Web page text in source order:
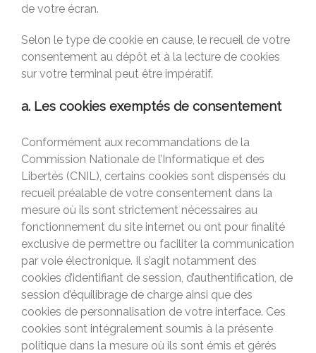
de votre écran.
Selon le type de cookie en cause, le recueil de votre
consentement au dépôt et à la lecture de cookies
sur votre terminal peut être impératif.
a. Les cookies exemptés de consentement
Conformément aux recommandations de la
Commission Nationale de l’Informatique et des
Libertés (CNIL), certains cookies sont dispensés du
recueil préalable de votre consentement dans la
mesure où ils sont strictement nécessaires au
fonctionnement du site internet ou ont pour finalité
exclusive de permettre ou faciliter la communication
par voie électronique. Il s’agit notamment des
cookies d’identifiant de session, d’authentification, de
session d’équilibrage de charge ainsi que des
cookies de personnalisation de votre interface. Ces
cookies sont intégralement soumis à la présente
politique dans la mesure où ils sont émis et gérés